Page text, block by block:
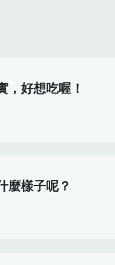
，好想吃喔！
麼樣子呢？